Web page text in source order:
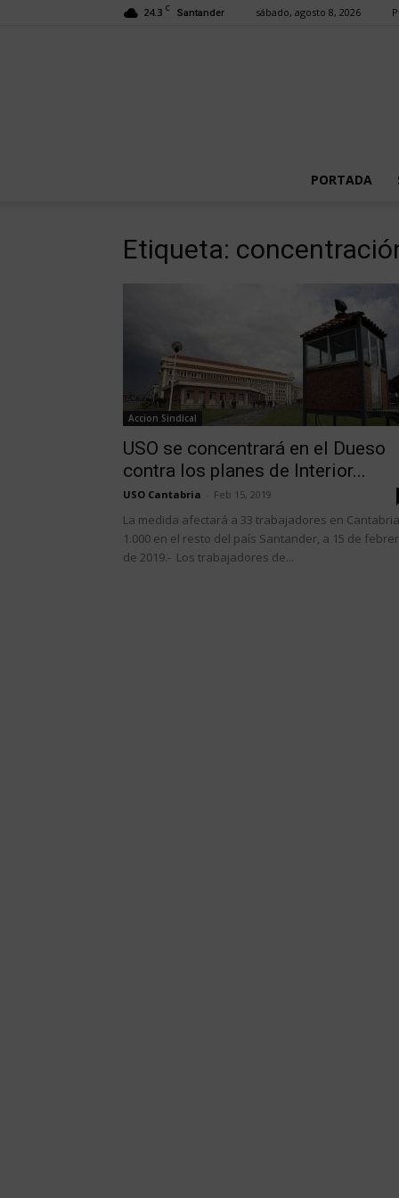
24.3 C Santander sábado, agosto 8, 2026
PORTADA
Etiqueta:
Accion Sindical
USO se concentrará en el Dueso
contra los planes de Interior...
USO Cantabria Feb 15, 2019
La medida afectará a 33 trabajadores en
1.000 en el resto del país Santander, a 15 de
de 2019.- Los trabajadores de...